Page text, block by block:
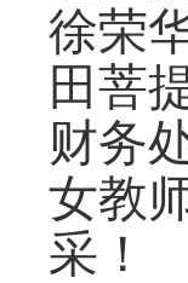
徐荣
田菩
财务
女教
采！